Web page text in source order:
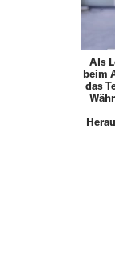
Als
beim
das